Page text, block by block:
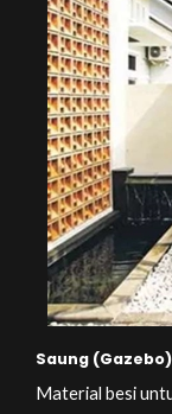
Saung
Material besi